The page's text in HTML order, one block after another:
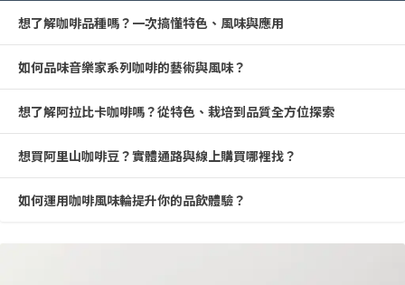
想了解咖啡品種嗎？一次搞懂特色、風味與應用
如何品味音樂家系列咖啡的藝術與風味？
想了解阿拉比卡咖啡嗎？從特色、栽培到品質全方位探索
想買阿里山咖啡豆？實體通路與線上購買哪裡找？
如何運用咖啡風味輪提升你的品飲體驗？